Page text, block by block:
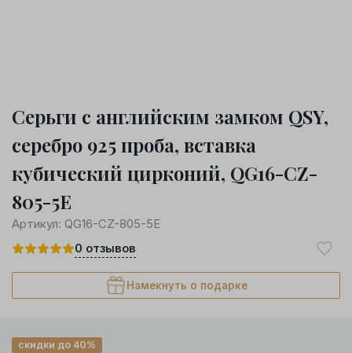
Серьги с английским замком QSY,
серебро 925 проба, вставка
кубический цирконий, QG16-CZ-
805-5E
Артикул: QG16-CZ-805-5E
0 отзывов
Намекнуть о подарке
скидки до 40%